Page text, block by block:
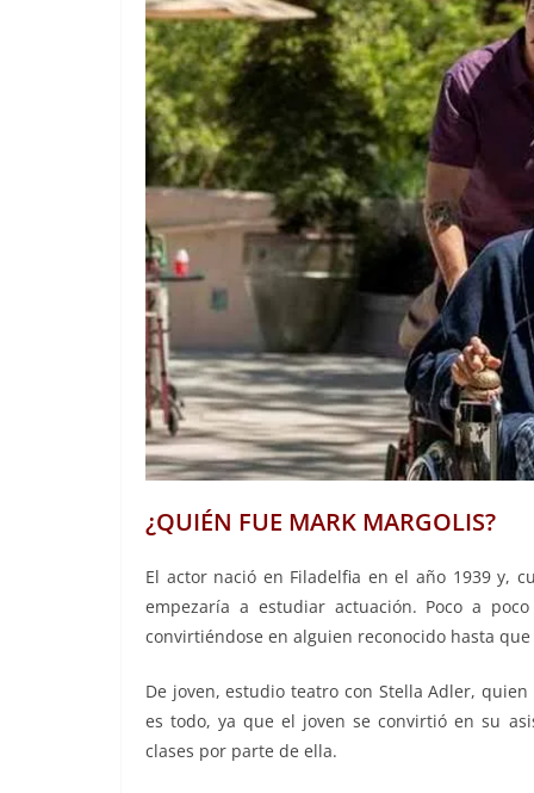
¿QUIÉN FUE MARK MARGOLIS?
El actor nació en Filadelfia en el año 1939 y,
empezaría a estudiar actuación. Poco a
convirtiéndose en alguien reconocido hasta
De joven, estudio teatro con Stella Adler,
es todo, ya que el joven se convirtió en su
clases por parte de ella.